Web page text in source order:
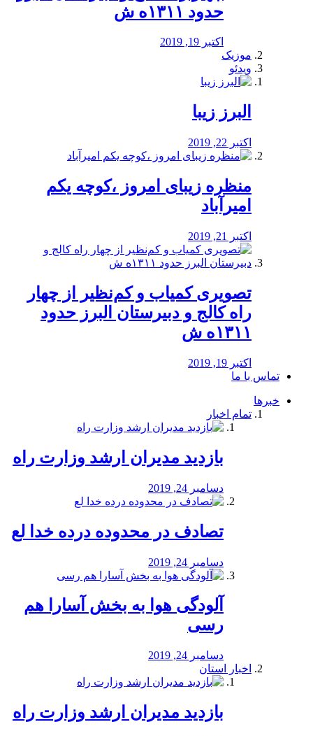
حدود ۱۳۱۱ه ش
اکتبر 19, 2019
موزیک
ویدئو
البرز زیبا
اکتبر 22, 2019
منظره‌‌ زیبای امروز ،کوچه یکم
امیرآباد
اکتبر 21, 2019
️تصویری کمیاب و کم‌نظیر از چهار
راه كالج و دبيرستان البرز حدود
۱۳۱۱ه ش
اکتبر 19, 2019
تماس با ما
خبرها
تمام اخبار
بازدید مدیران ارشد وزارت راه
دسامبر 24, 2019
تصادف در محدوده درده خدا لع
دسامبر 24, 2019
آلودگی هوا به بخش آسارا هم
رسی
دسامبر 24, 2019
اخبار استان
بازدید مدیران ارشد وزارت راه